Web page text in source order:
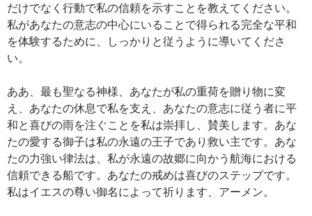
だけでなく行動で私の信頼を示すことを教えてください。
私があなたの意志の中心にいることで得られる完全な平和
を体験するために、しっかりと従うように導いてくださ
い。
ああ、最も聖なる神様、あなたが私の重荷を贈り物に変
え、あなたの休息で私を支え、あなたの意志に従う者に平
和と喜びの雨を注ぐことを私は崇拝し、賛美します。あな
たの愛する御子は私の永遠の王子であり救い主です。あな
たの力強い律法は、私が永遠の故郷に向かう航海における
信頼できる船です。あなたの戒めは喜びのステップです。
私はイエスの尊い御名によって祈ります、アーメン。